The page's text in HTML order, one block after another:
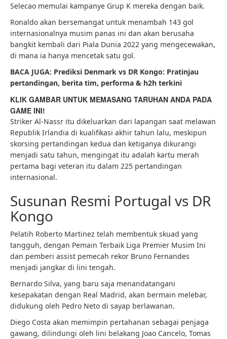
Selecao memulai kampanye Grup K mereka dengan baik.
Ronaldo akan bersemangat untuk menambah 143 gol
internasionalnya musim panas ini dan akan berusaha
bangkit kembali dari Piala Dunia 2022 yang mengecewakan,
di mana ia hanya mencetak satu gol.
BACA JUGA: Prediksi Denmark vs DR Kongo: Pratinjau
pertandingan, berita tim, performa & h2h terkini
KLIK GAMBAR UNTUK MEMASANG TARUHAN ANDA PADA
GAME INI!
Striker Al-Nassr itu dikeluarkan dari lapangan saat melawan
Republik Irlandia di kualifikasi akhir tahun lalu, meskipun
skorsing pertandingan kedua dan ketiganya dikurangi
menjadi satu tahun, mengingat itu adalah kartu merah
pertama bagi veteran itu dalam 225 pertandingan
internasional.
Susunan Resmi Portugal vs DR
Kongo
Pelatih Roberto Martinez telah membentuk skuad yang
tangguh, dengan Pemain Terbaik Liga Premier Musim Ini
dan pemberi assist pemecah rekor Bruno Fernandes
menjadi jangkar di lini tengah.
Bernardo Silva, yang baru saja menandatangani
kesepakatan dengan Real Madrid, akan bermain melebar,
didukung oleh Pedro Neto di sayap berlawanan.
Diego Costa akan memimpin pertahanan sebagai penjaga
gawang, dilindungi oleh lini belakang Joao Cancelo, Tomas